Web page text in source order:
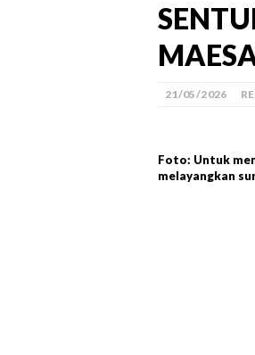
21/05/2026
Foto: Untuk
melayangkan